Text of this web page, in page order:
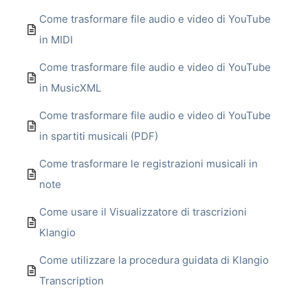
Come trasformare file audio e video di YouTube
in MIDI
Come trasformare file audio e video di YouTube
in MusicXML
Come trasformare file audio e video di YouTube
in spartiti musicali (PDF)
Come trasformare le registrazioni musicali in
note
Come usare il Visualizzatore di trascrizioni
Klangio
Come utilizzare la procedura guidata di Klangio
Transcription